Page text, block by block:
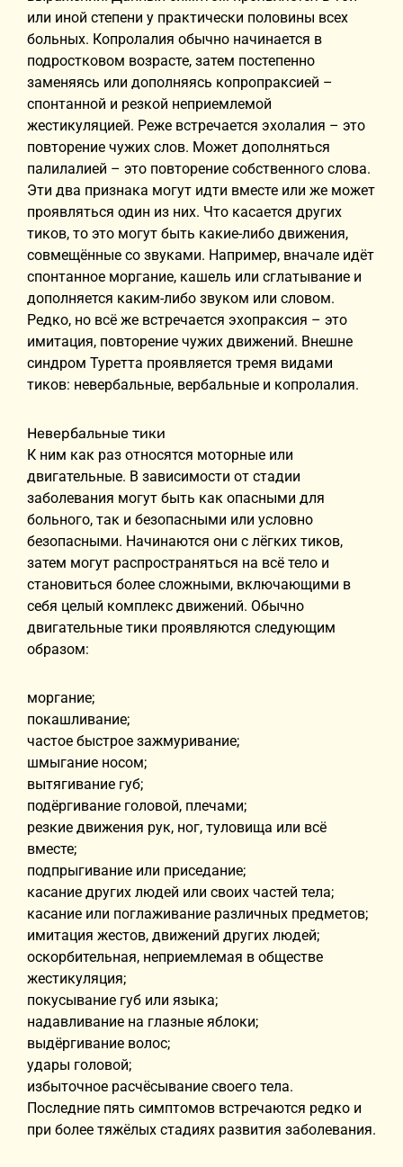
или иной степени у практически половины всех
больных. Копролалия обычно начинается в
подростковом возрасте, затем постепенно
заменяясь или дополняясь копропраксией –
спонтанной и резкой неприемлемой
жестикуляцией. Реже встречается эхолалия – это
повторение чужих слов. Может дополняться
палилалией – это повторение собственного слова.
Эти два признака могут идти вместе или же может
проявляться один из них. Что касается других
тиков, то это могут быть какие-либо движения,
совмещённые со звуками. Например, вначале идёт
спонтанное моргание, кашель или сглатывание и
дополняется каким-либо звуком или словом.
Редко, но всё же встречается эхопраксия – это
имитация, повторение чужих движений. Внешне
синдром Туретта проявляется тремя видами
тиков: невербальные, вербальные и копролалия.
Невербальные тики
К ним как раз относятся моторные или
двигательные. В зависимости от стадии
заболевания могут быть как опасными для
больного, так и безопасными или условно
безопасными. Начинаются они с лёгких тиков,
затем могут распространяться на всё тело и
становиться более сложными, включающими в
себя целый комплекс движений. Обычно
двигательные тики проявляются следующим
образом:
моргание;
покашливание;
частое быстрое зажмуривание;
шмыгание носом;
вытягивание губ;
подёргивание головой, плечами;
резкие движения рук, ног, туловища или всё
вместе;
подпрыгивание или приседание;
касание других людей или своих частей тела;
касание или поглаживание различных предметов;
имитация жестов, движений других людей;
оскорбительная, неприемлемая в обществе
жестикуляция;
покусывание губ или языка;
надавливание на глазные яблоки;
выдёргивание волос;
удары головой;
избыточное расчёсывание своего тела.
Последние пять симптомов встречаются редко и
при более тяжёлых стадиях развития заболевания.